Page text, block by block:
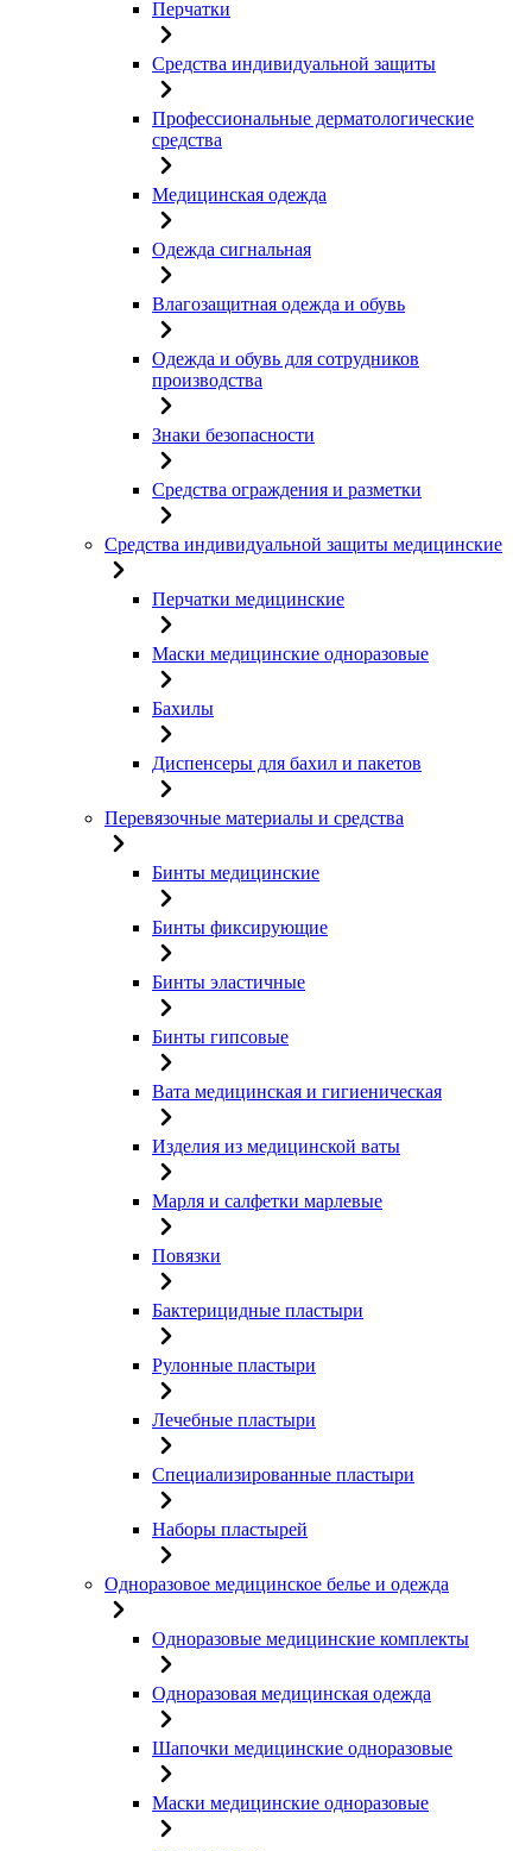
Перчатки
Средства индивидуальной защиты
Профессиональные дерматологические
средства
Медицинская одежда
Одежда сигнальная
Влагозащитная одежда и обувь
Одежда и обувь для сотрудников
производства
Знаки безопасности
Средства ограждения и разметки
Средства индивидуальной защиты медицинские
Перчатки медицинские
Маски медицинские одноразовые
Бахилы
Диспенсеры для бахил и пакетов
Перевязочные материалы и средства
Бинты медицинские
Бинты фиксирующие
Бинты эластичные
Бинты гипсовые
Вата медицинская и гигиеническая
Изделия из медицинской ваты
Марля и салфетки марлевые
Повязки
Бактерицидные пластыри
Рулонные пластыри
Лечебные пластыри
Специализированные пластыри
Наборы пластырей
Одноразовое медицинское белье и одежда
Одноразовые медицинские комплекты
Одноразовая медицинская одежда
Шапочки медицинские одноразовые
Маски медицинские одноразовые